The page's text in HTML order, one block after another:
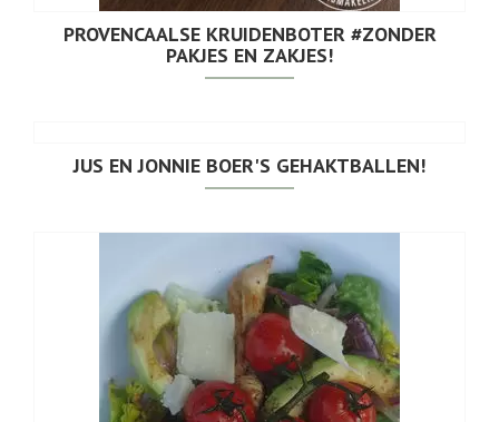
PROVENCAALSE KRUIDENBOTER #ZONDER
PAKJES EN ZAKJES!
JUS EN JONNIE BOER'S GEHAKTBALLEN!